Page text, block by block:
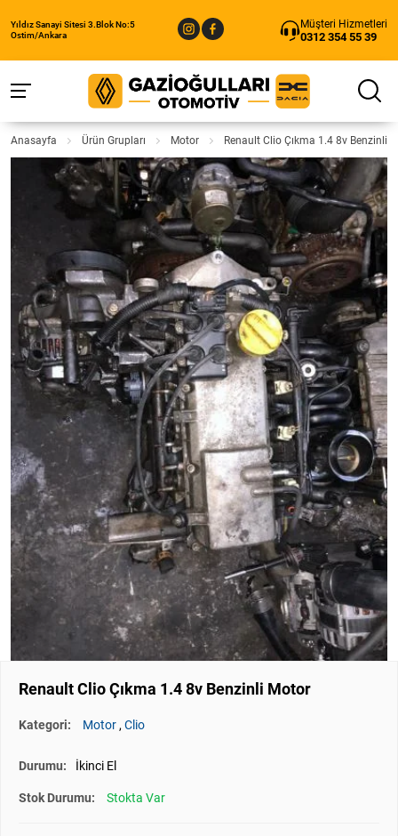
Yıldız Sanayi Sitesi 3.Blok No:5
Ostim/Ankara
Müşteri Hizmetleri
0312 354 55 39
Anasayfa Ürün Grupları Motor Renault Clio Çıkma 1.4 8v Benzinli
Renault Clio Çıkma 1.4 8v Benzinli Motor
Kategori: Motor,Clio
Durumu: İkinci El
Stok Durumu: Stokta Var